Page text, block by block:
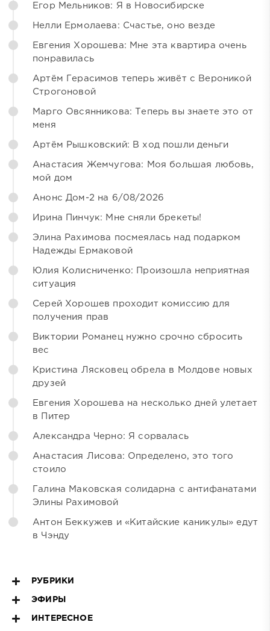
Егор Мельников: Я в Новосибирске
Нелли Ермолаева: Счастье, оно везде
Евгения Хорошева: Мне эта квартира очень
понравилась
Артём Герасимов теперь живёт с Вероникой
Строгоновой
Марго Овсянникова: Теперь вы знаете это от
меня
Артём Рышковский: В ход пошли деньги
Анастасия Жемчугова: Моя большая любовь,
мой дом
Анонс Дом-2 на 6/08/2026
Ирина Пинчук: Мне сняли брекеты!
Элина Рахимова посмеялась над подарком
Надежды Ермаковой
Юлия Колисниченко: Произошла неприятная
ситуация
Серей Хорошев проходит комиссию для
получения прав
Виктории Романец нужно срочно сбросить
вес
Кристина Лясковец обрела в Молдове новых
друзей
Евгения Хорошева на несколько дней улетает
в Питер
Александра Черно: Я сорвалась
Анастасия Лисова: Определено, это того
стоило
Галина Маковская солидарна с антифанатами
Элины Рахимовой
Антон Беккужев и «Китайские каникулы» едут
в Чэнду
РУБРИКИ
ЭФИРЫ
ИНТЕРЕСНОЕ